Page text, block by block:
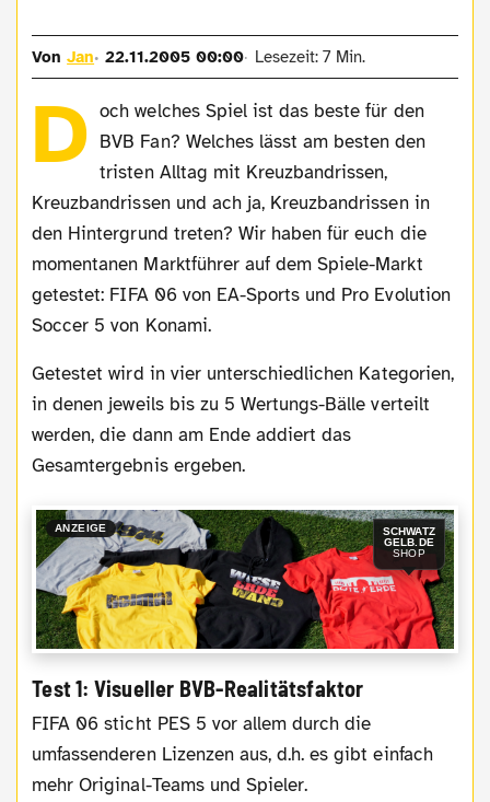
VonJan 22.11.2005 00:00 Lesezeit: 7 Min.
D och welches Spiel ist das beste für den
BVB Fan? Welches lässt am besten den
tristen Alltag mit Kreuzbandrissen,
Kreuzbandrissen und ach ja, Kreuzbandrissen in
den Hintergrund treten? Wir haben für euch die
momentanen Marktführer auf dem Spiele-Markt
getestet: FIFA 06 von EA-Sports und Pro Evolution
Soccer 5 von Konami.
Getestet wird in vier unterschiedlichen Kategorien,
in denen jeweils bis zu 5 Wertungs-Bälle verteilt
werden, die dann am Ende addiert das
Gesamtergebnis ergeben.
ANZEIGE
SCHWATZ
GELB.DE
SHOP
Test 1: Visueller BVB-Realitätsfaktor
FIFA 06 sticht PES 5 vor allem durch die
umfassenderen Lizenzen aus, d.h. es gibt einfach
mehr Original-Teams und Spieler.